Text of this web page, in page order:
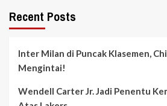
Recent Posts
Inter Milan di Puncak Klasemen,
Mengintai!
Wendell Carter Jr. Jadi Penentu